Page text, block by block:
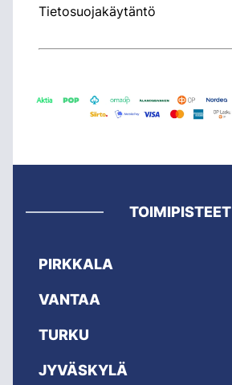
Tietosuojakäytäntö
TOIMIPISTEET
PIRKKALA
VANTAA
TURKU
JYVÄSKYLÄ